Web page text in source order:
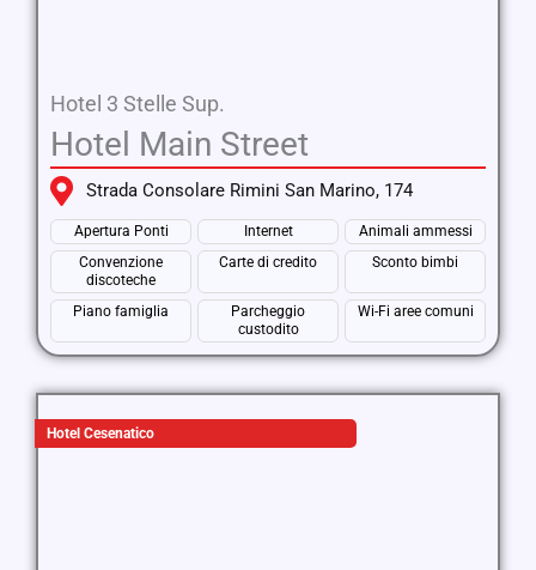
Hotel 3 Stelle Sup.
Hotel Main Street
Strada Consolare Rimini San Marino, 174
Apertura Ponti Internet
Animali ammessi
Convenzione
discoteche
Carte di credito Sconto bimbi
Piano famiglia
Parcheggio
custodito
Wi-Fi aree comuni
Hotel Cesenatico